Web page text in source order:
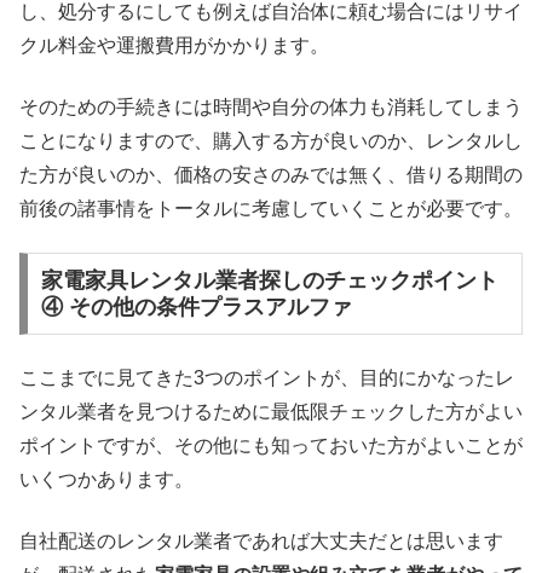
し、処分するにしても例えば自治体に頼む場合にはリサイ
クル料金や運搬費用がかかります。
そのための手続きには時間や自分の体力も消耗してしまう
ことになりますので、購入する方が良いのか、レンタルし
た方が良いのか、価格の安さのみでは無く、借りる期間の
前後の諸事情をトータルに考慮していくことが必要です。
家電家具レンタル業者探しのチェックポイント
④ その他の条件プラスアルファ
ここまでに見てきた3つのポイントが、目的にかなったレ
ンタル業者を見つけるために最低限チェックした方がよい
ポイントですが、その他にも知っておいた方がよいことが
いくつかあります。
自社配送のレンタル業者であれば大丈夫だとは思います